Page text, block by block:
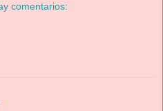
comentarios: